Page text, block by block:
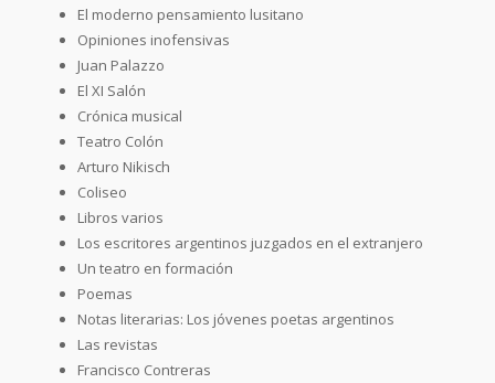
El moderno pensamiento lusitano
Opiniones inofensivas
Juan Palazzo
El XI Salón
Crónica musical
Teatro Colón
Arturo Nikisch
Coliseo
Libros varios
Los escritores argentinos juzgados en el extranjero
Un teatro en formación
Poemas
Notas literarias: Los jóvenes poetas argentinos
Las revistas
Francisco Contreras